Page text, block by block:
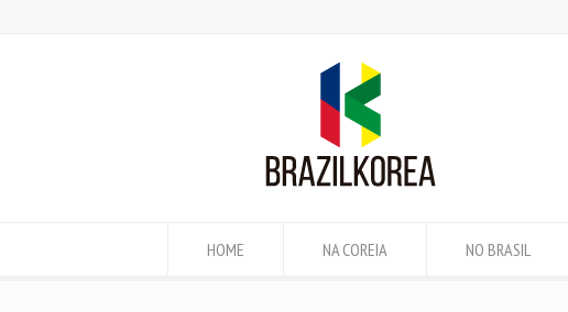
HOME NA COREIA NO BRASIL